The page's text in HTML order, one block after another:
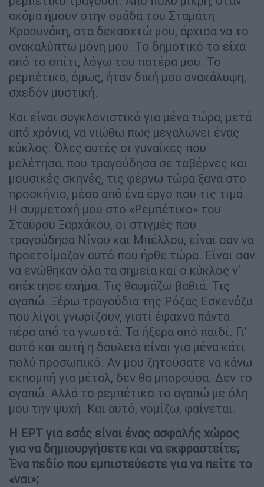
ακόμα ήμουν στην ομάδα του Σταμάτη
Κραουνάκη, στα δεκαοχτώ μου, άρχισα να το
ανακαλύπτω μόνη μου. Το δημοτικό το είχα
από το σπίτι, λόγω του πατέρα μου. Το
ρεμπέτικο, όμως, ήταν δική μου ανακάλυψη,
σχεδόν μυστική.
Και είναι συγκλονιστικό για μένα τώρα, μετά
από χρόνια, να νιώθω πως μεγαλώνει ένας
κύκλος. Όλες αυτές οι γυναίκες που
μελέτησα, που τραγούδησα σε ταβέρνες και
μουσικές σκηνές, τις φέρνω τώρα ξανά στο
προσκήνιο, μέσα από ένα έργο που τις τιμά.
Η συμμετοχή μου στο «Ρεμπέτικο» του
Σταύρου Ξαρχάκου, οι στιγμές που
τραγούδησα Νίνου και Μπέλλου, είναι σαν να
προετοίμαζαν αυτό που ήρθε τώρα. Είναι σαν
να ενώθηκαν όλα τα σημεία και ο κύκλος ν'
απέκτησε σχήμα. Τις θαυμάζω βαθιά. Τις
αγαπώ. Ξέρω τραγούδια της Ρόζας Εσκενάζυ
που λίγοι γνωρίζουν, γιατί έψαχνα πάντα
πέρα από τα γνωστά. Τα ήξερα από παιδί. Γι’
αυτό και αυτή η δουλειά είναι για μένα κάτι
πολύ προσωπικό. Αν μου ζητούσατε να κάνω
εκπομπή για μέταλ, δεν θα μπορούσα. Δεν το
αγαπώ. Αλλά το ρεμπέτικο το αγαπώ με όλη
μου την ψυχή. Και αυτό, νομίζω, φαίνεται.
Η ΕΡΤ για εσάς είναι ένας ασφαλής χώρος
για να δημιουργήσετε και να εκφραστείτε;
Ένα πεδίο που εμπιστεύεστε για να πείτε το
«ναι»;